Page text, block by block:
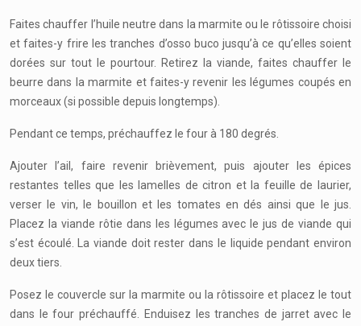
Faites chauffer l’huile neutre dans la marmite ou le rôtissoire choisi
et faites-y frire les tranches d’osso buco jusqu’à ce qu’elles soient
dorées sur tout le pourtour. Retirez la viande, faites chauffer le
beurre dans la marmite et faites-y revenir les légumes coupés en
morceaux (si possible depuis longtemps).
Pendant ce temps, préchauffez le four à 180 degrés.
Ajouter l’ail, faire revenir brièvement, puis ajouter les épices
restantes telles que les lamelles de citron et la feuille de laurier,
verser le vin, le bouillon et les tomates en dés ainsi que le jus.
Placez la viande rôtie dans les légumes avec le jus de viande qui
s’est écoulé. La viande doit rester dans le liquide pendant environ
deux tiers.
Posez le couvercle sur la marmite ou la rôtissoire et placez le tout
dans le four préchauffé. Enduisez les tranches de jarret avec le